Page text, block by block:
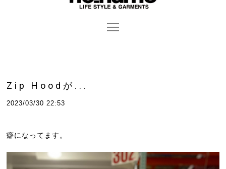
Zip Hoodが...
2023/03/30 22:53
癖になってます。